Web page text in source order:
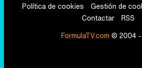
Política de cookies
Gestión de
Contactar
RSS
FormulaTV.com © 2004 -